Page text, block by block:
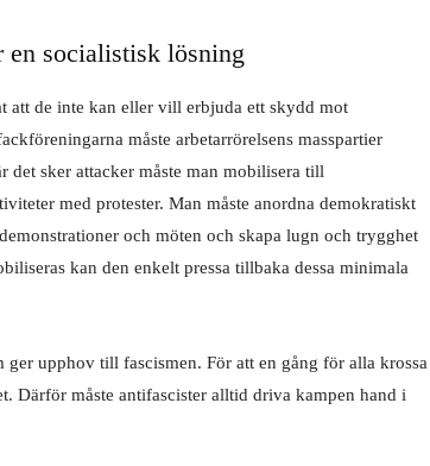
socialistisk lösning
att de inte kan eller vill erbjuda ett skydd mot
måste arbetarrörelsens masspartier
det sker attacker måste man mobilisera till
med protester. Man måste anordna demokratiskt
och möten och skapa lugn och trygghet
kan den enkelt pressa tillbaka dessa minimala
upphov till fascismen. För att en gång för alla krossa
Därför måste antifascister alltid driva kampen hand i